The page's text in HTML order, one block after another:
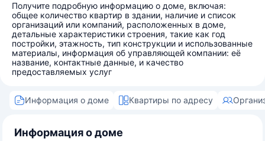
Получите подробную информацию о доме, включая:
общее количество квартир в здании, наличие и список
организаций или компаний, расположенных в доме,
детальные характеристики строения, такие как год
постройки, этажность, тип конструкции и использованные
материалы, информация об управляющей компании: её
название, контактные данные, и качество
предоставляемых услуг
Информация о доме Квартиры по адресу
Информация о доме